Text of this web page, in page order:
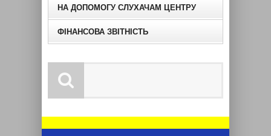
НА ДОПОМОГУ СЛУХАЧАМ ЦЕНТРУ
ФІНАНСОВА ЗВІТНІСТЬ